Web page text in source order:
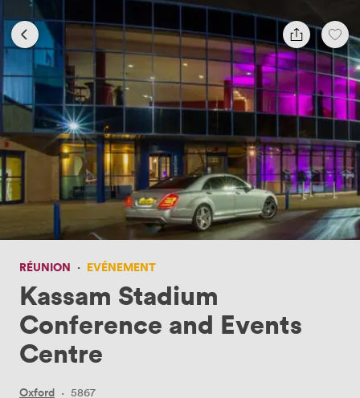
RÉUNION · EVÉNEMENT
Kassam Stadium
Conference and Events
Centre
Oxford · 5867